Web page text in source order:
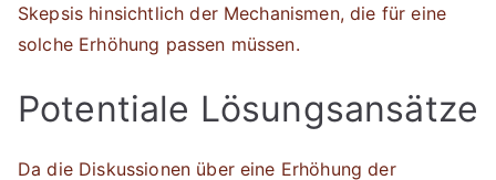
Skepsis hinsichtlich der Mechanismen, die für eine
solche Erhöhung passen müssen.
Potentiale Lösungsansätze
Da die Diskussionen über eine Erhöhung der